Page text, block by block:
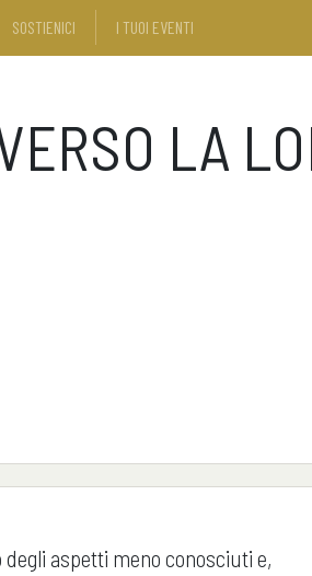
SOSTIENICI I TUOI EVENTI
LA
degli aspetti meno conosciuti e,